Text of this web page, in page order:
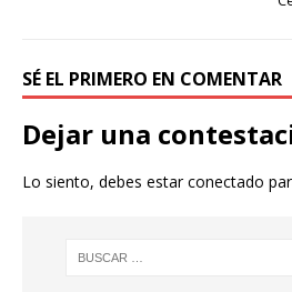
SÉ EL PRIMERO EN COMENTAR
Dejar una
Lo siento, debes estarconectado